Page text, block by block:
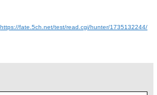
https://fate.5ch.net/test/read.cgi/hunter/1735132244/